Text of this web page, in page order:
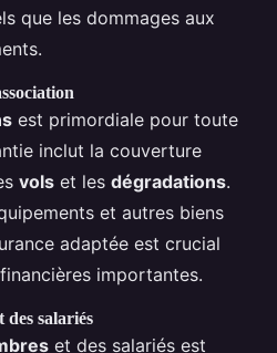
que les dommages aux
est primordiale pour toute
inclut la couverture
vols et les dégradations.
et autres biens
adaptée est crucial
importantes.
des salariés
et des salariés est